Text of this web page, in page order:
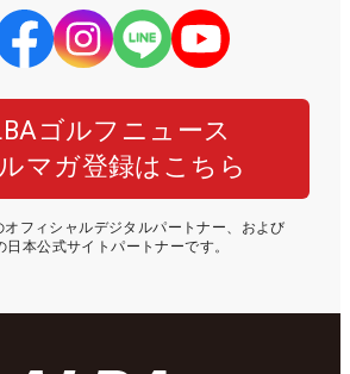
ゴルフニュース
マガ登録はこちら
フィシャルデジタルパートナー、および
日本公式サイトパートナーです。